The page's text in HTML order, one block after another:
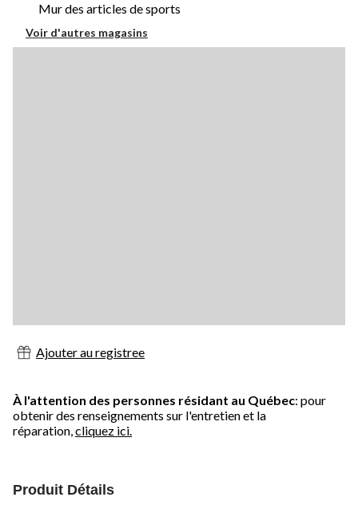
Mur des articles de sports
Voir d'autres magasins
Ajouter au registree
À l'attention des personnes résidant au Québec: pour
obtenir des renseignements sur l'entretien et la
réparation,cliquez ici.
Produit Détails